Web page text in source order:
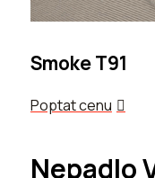
Smoke T91
Poptat cenu
Nepadlo